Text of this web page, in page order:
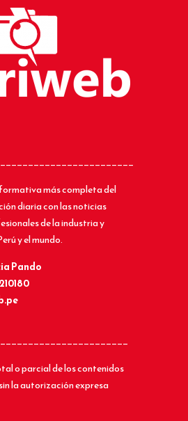
más completa del
diaria con las noticias
de la industria y
y el mundo.
Pando
o parcial de los contenidos
la autorización expresa